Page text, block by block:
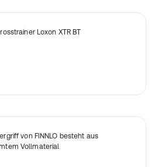
Loxon XTR BT
von FINNLO besteht aus
Vollmaterial